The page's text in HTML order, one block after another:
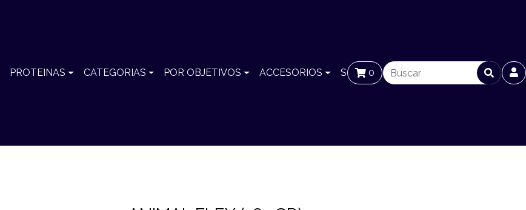
PROTEINAS CATEGORIAS POR OBJETIVOS ACCESORIOS SUCURSALES BLOG
0